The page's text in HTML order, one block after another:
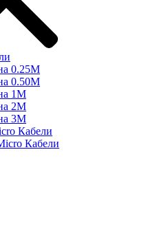
0.25М
0.50М
1М
2М
3М
Кабели
Кабели